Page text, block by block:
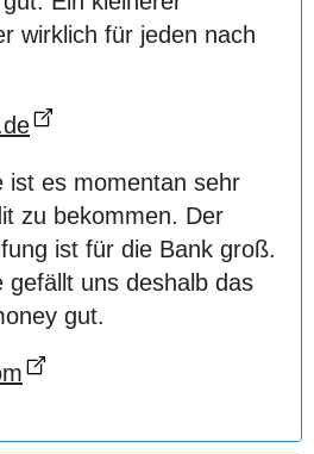
wirklich für jeden nach
ist es momentan sehr
zu bekommen. Der
ist für die Bank groß.
gefällt uns deshalb das
gut.